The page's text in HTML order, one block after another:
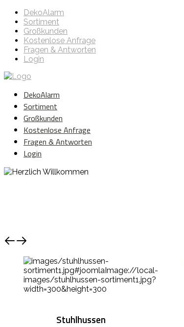
DekoAlarm
Sortiment
Großkunden
Kostenlose Anfrage
Fragen & Antworten
Login
DekoAlarm
Sortiment
Großkunden
Kostenlose Anfrage
Fragen & Antworten
Login
Stuhlhussen